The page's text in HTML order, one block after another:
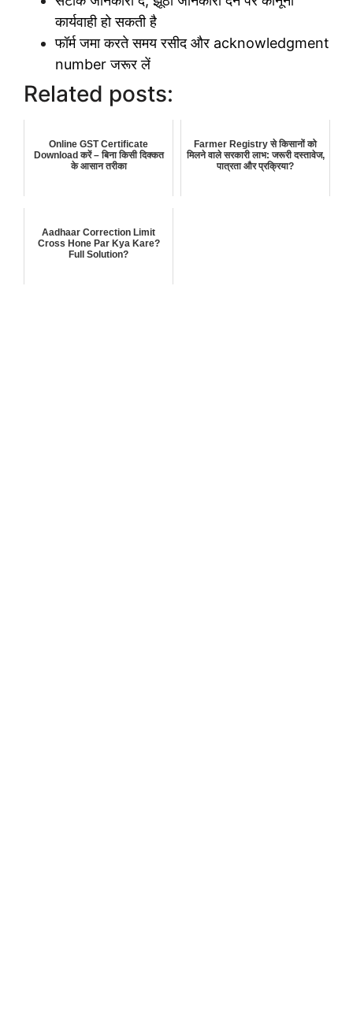
कार्यवाही हो सकती है
फॉर्म जमा करते समय रसीद और acknowledgment
number जरूर लें
Related posts:
Online GST Certificate
Download करें – बिना किसी दिक्कत
के आसान तरीका
Farmer Registry से किसानों को
मिलने वाले सरकारी लाभ: जरूरी दस्तावेज,
पात्रता और प्रक्रिया?
Aadhaar Correction Limit
Cross Hone Par Kya Kare?
Full Solution?